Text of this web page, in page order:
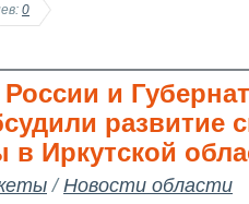
0
и
развитие
Иркутской
/Новости области